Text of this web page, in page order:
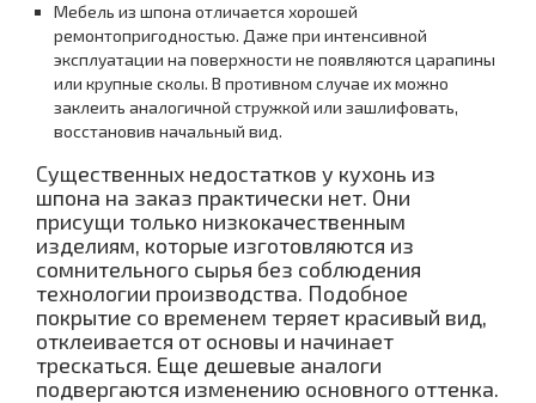
Мебель из шпона отличается хорошей
ремонтопригодностью. Даже при интенсивной
эксплуатации на поверхности не появляются царапины
или крупные сколы. В противном случае их можно
заклеить аналогичной стружкой или зашлифовать,
восстановив начальный вид.
Существенных недостатков у кухонь из
шпона на заказ практически нет. Они
присущи только низкокачественным
изделиям, которые изготовляются из
сомнительного сырья без соблюдения
технологии производства. Подобное
покрытие со временем теряет красивый вид,
отклеивается от основы и начинает
трескаться. Еще дешевые аналоги
подвергаются изменению основного оттенка.